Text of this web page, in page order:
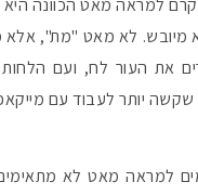
למראה מאט הכוונה
לא מאט "מת", אלא
את העור לח, ועם
יותר לעבוד עם
למראה מאט לא